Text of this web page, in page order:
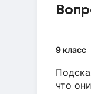
9 класс
что